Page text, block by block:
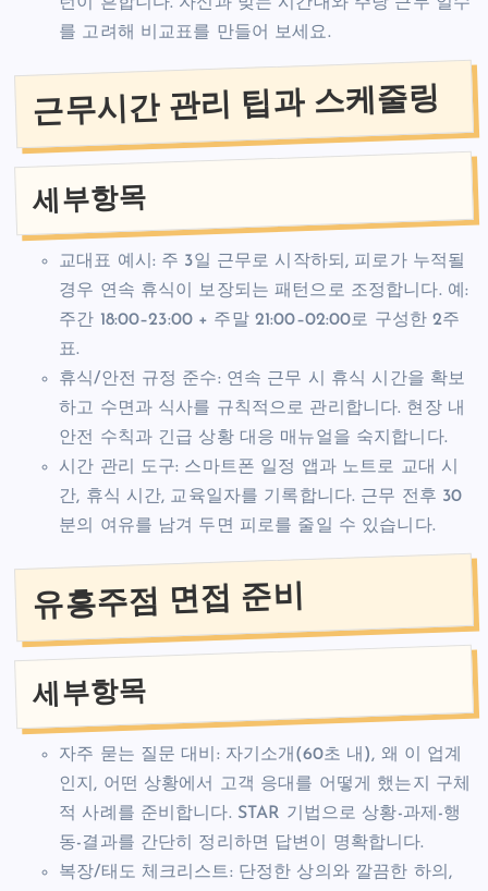
턴이 흔합니다. 자신과 맞는 시간대와 주당 근무 일수
를 고려해 비교표를 만들어 보세요.
근무시간 관리 팁과 스케줄링
세부항목
교대표 예시: 주 3일 근무로 시작하되, 피로가 누적될
경우 연속 휴식이 보장되는 패턴으로 조정합니다. 예:
주간 18:00–23:00 + 주말 21:00–02:00로 구성한 2주
표.
휴식/안전 규정 준수: 연속 근무 시 휴식 시간을 확보
하고 수면과 식사를 규칙적으로 관리합니다. 현장 내
안전 수칙과 긴급 상황 대응 매뉴얼을 숙지합니다.
시간 관리 도구: 스마트폰 일정 앱과 노트로 교대 시
간, 휴식 시간, 교육일자를 기록합니다. 근무 전후 30
분의 여유를 남겨 두면 피로를 줄일 수 있습니다.
유흥주점 면접 준비
세부항목
자주 묻는 질문 대비: 자기소개(60초 내), 왜 이 업계
인지, 어떤 상황에서 고객 응대를 어떻게 했는지 구체
적 사례를 준비합니다. STAR 기법으로 상황-과제-행
동-결과를 간단히 정리하면 답변이 명확합니다.
복장/태도 체크리스트: 단정한 상의와 깔끔한 하의,